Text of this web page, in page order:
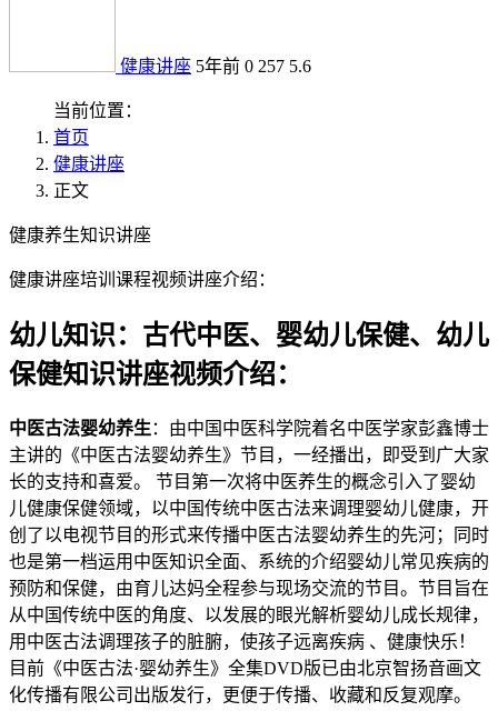
健康讲座 5年前 0 257 5.6
当前位置：
首页
健康讲座
正文
健康养生知识讲座
健康讲座培训课程视频讲座介绍：
幼儿知识：古代中医、婴幼儿保健、幼儿
保健知识讲座视频介绍：
中医古法婴幼养生 ：由中国中医科学院着名中医学家彭鑫博士
主讲的《中医古法婴幼养生》节目，一经播出，即受到广大家
长的支持和喜爱。 节目第一次将中医养生的概念引入了婴幼
儿健康保健领域，以中国传统中医古法来调理婴幼儿健康，开
创了以电视节目的形式来传播中医古法婴幼养生的先河；同时
也是第一档运用中医知识全面、系统的介绍婴幼儿常见疾病的
预防和保健，由育儿达妈全程参与现场交流的节目。节目旨在
从中国传统中医的角度、以发展的眼光解析婴幼儿成长规律，
用中医古法调理孩子的脏腑，使孩子远离疾病 、健康快乐！
目前《中医古法·婴幼养生》全集DVD版已由北京智扬音画文
化传播有限公司出版发行，更便于传播、收藏和反复观摩。